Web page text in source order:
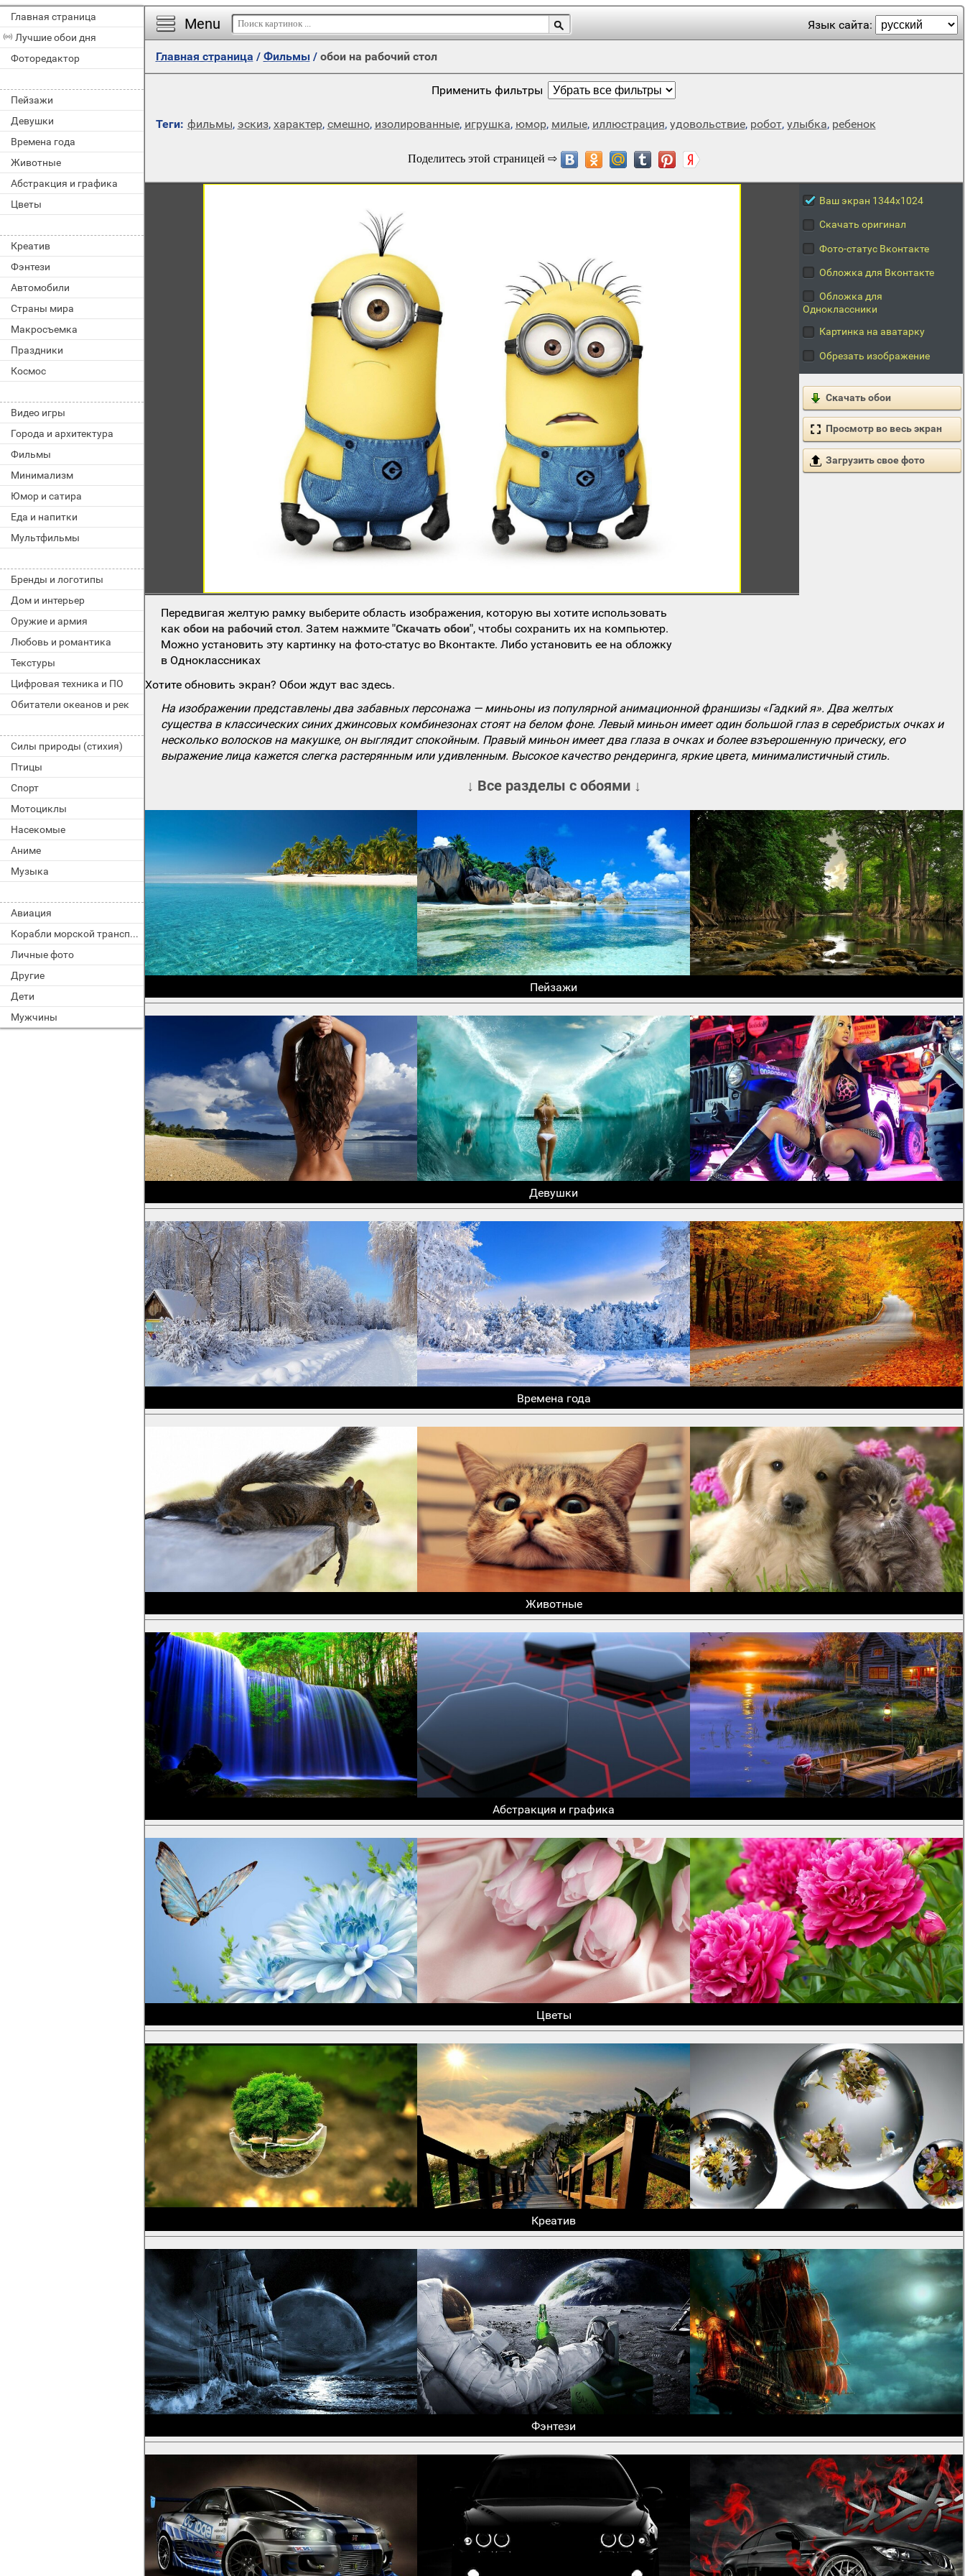
Главная страница
Лучшие обои дня
Фоторедактор
Пейзажи
Девушки
Времена года
Животные
Абстракция и графика
Цветы
Креатив
Фэнтези
Автомобили
Страны мира
Макросъемка
Праздники
Космос
Видео игры
Города и архитектура
Фильмы
Минимализм
Юмор и сатира
Еда и напитки
Мультфильмы
Бренды и логотипы
Дом и интерьер
Оружие и армия
Любовь и романтика
Текстуры
Цифровая техника и ПО
Обитатели океанов и рек
Силы природы (стихия)
Птицы
Спорт
Мотоциклы
Насекомые
Аниме
Музыка
Авиация
Корабли морской транспорт
Личные фото
Другие
Дети
Мужчины
Menu Язык сайта:
Главная страница / Фильмы/ обои на рабочий стол
Применить фильтры
Теги: фильмы, эскиз, характер, смешно, изолированные, игрушка, юмор, милые, иллюстрация, удовольствие, робот, улыбка, ребенок
Ваш экран 1344x1024
Скачать оригинал
Фото-статус Вконтакте
Обложка для Вконтакте
Обложка для
Одноклассники
Картинка на аватарку
Обрезать изображение
Скачать обои
Просмотр во весь экран
Загрузить свое фото
Передвигая желтую рамку выберите область изображения, которую вы хотите использовать
какобои на рабочий стол. Затем нажмите"Скачать обои", чтобы сохранить их на компьютер.
Можно установить эту картинку на фото-статус во Вконтакте. Либо установить ее на обложку
в Одноклассниках
Хотите обновить экран? Обои ждут вас здесь.
На изображении представлены два забавных персонажа — миньоны из популярной анимационной франшизы «Гадкий я». Два желтых
существа в классических синих джинсовых комбинезонах стоят на белом фоне. Левый миньон имеет один большой глаз в серебристых очках и
несколько волосков на макушке, он выглядит спокойным. Правый миньон имеет два глаза в очках и более взъерошенную прическу, его
выражение лица кажется слегка растерянным или удивленным. Высокое качество рендеринга, яркие цвета, минималистичный стиль.
↓ Все разделы с обоями ↓
Пейзажи
Девушки
Времена года
Животные
Абстракция и графика
Цветы
Креатив
Фэнтези